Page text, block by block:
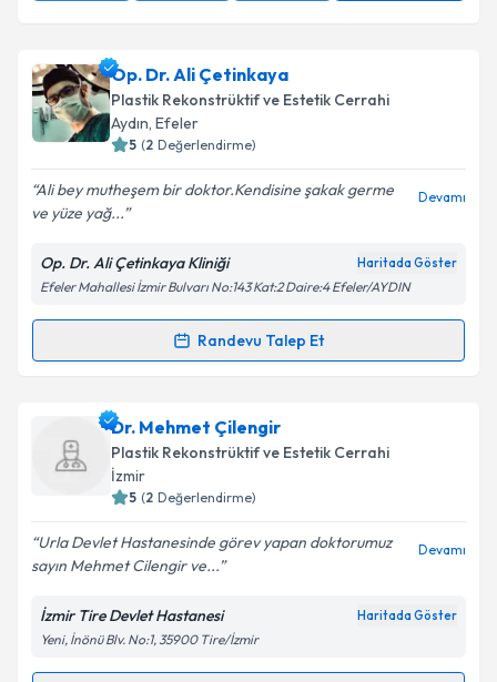
Op. Dr. Ali Çetinkaya
Plastik Rekonstrüktif ve Estetik Cerrahi
Aydın, Efeler
5 (2 Değerlendirme)
Ali bey mutheşem bir doktor.Kendisine şakak germe
ve yüze yağ...
Devamı
Op. Dr. Ali Çetinkaya Kliniği Haritada Göster
Efeler Mahallesi İzmir Bulvarı No:143 Kat:2 Daire:4 Efeler/AYDIN
Randevu Talep Et
Randevu Takvimi Talebi
Op. Dr. Ali Çetinkayaiçin randevu takvimi talebi
oluşturun. Size bu uzmandan randevu almanız için bir
takvim hazırlandığında e-posta ile bilgilendireceğiz.
Kişisel verilerimin işlenmesine ilişkin
Aydınlatma
Metni'ni okudum ve kişisel verilerimin belirtilen
kapsamda işlenmesini kabul ediyorum.
Dr. Mehmet Çilengir
Plastik Rekonstrüktif ve Estetik Cerrahi
İzmir
5 (2 Değerlendirme)
Urla Devlet Hastanesinde görev yapan doktorumuz
sayın Mehmet Cilengir ve...
Devamı
İzmir Tire Devlet Hastanesi Haritada Göster
Yeni, İnönü Blv. No:1, 35900 Tire/İzmir